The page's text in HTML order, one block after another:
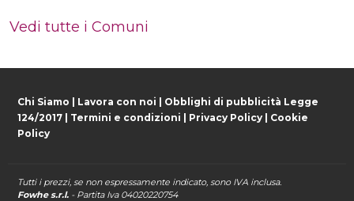
Vedi tutte i Comuni
Chi Siamo | Lavora con noi | Obblighi di pubblicità Legge
124/2017 | Termini e condizioni | Privacy Policy | Cookie
Policy
Tutti i prezzi, se non espressamente indicato, sono IVA inclusa.
Fowhe s.r.l. - Partita Iva 04020220754